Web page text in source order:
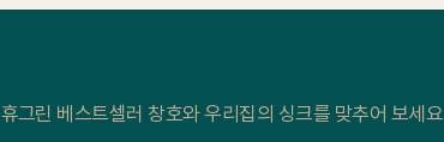
휴그린 베스트셀러 창호와 우리집의 싱크를 맞추어 보세요